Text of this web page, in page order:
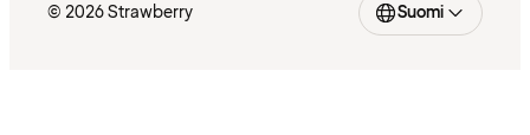
© 2026 Strawberry Suomi